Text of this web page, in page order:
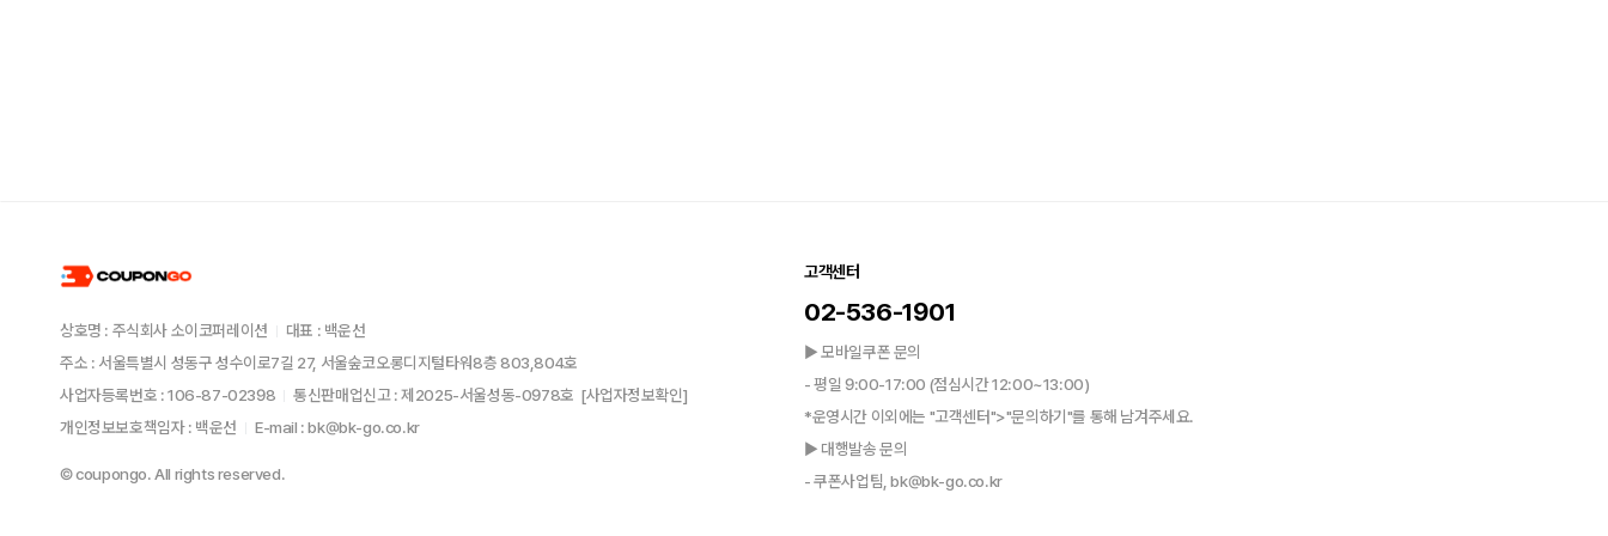
상호명 : 주식회사 소이코퍼레이션
대표 : 백운선
주소 : 서울특별시 성동구 성수이로7길 27, 서울숲코오롱디지털타워8층 803,804호
사업자등록번호 : 106-87-02398
통신판매업신고 : 제2025-서울성동-0978호 [사업자정보확인]
개인정보보호책임자 : 백운선
E-mail : bk@bk-go.co.kr
© coupongo. All rights reserved.
고객센터
02-536-1901
▶ 모바일쿠폰 문의
- 평일 9:00-17:00 (점심시간 12:00~13:00)
*운영시간 이외에는 "고객센터">"문의하기"를 통해 남겨주세요.
▶ 대행발송 문의
- 쿠폰사업팀, bk@bk-go.co.kr